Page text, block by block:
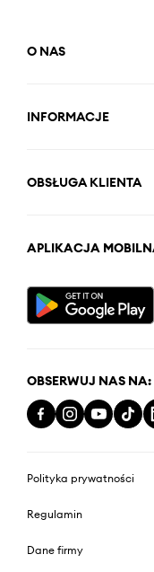
O NAS
INFORMACJE
OBSŁUGA KLIENTA
APLIKACJA
OBSERWUJ NAS NA:
Polityka prywatności
Regulamin
Dane firmy